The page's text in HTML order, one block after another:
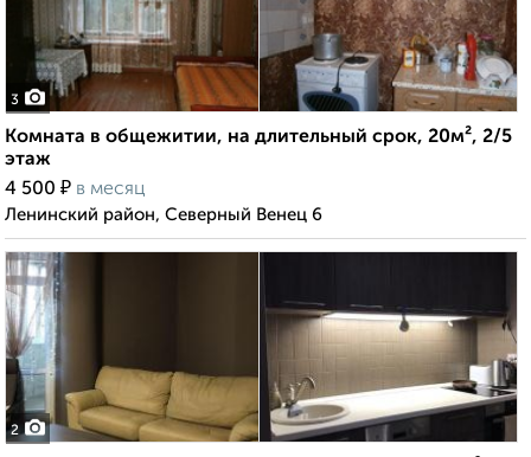
3
Комната в общежитии, на длительный срок, 20м², 2/5
этаж
4 500 ₽ в месяц
Ленинский район, Северный Венец 6
2